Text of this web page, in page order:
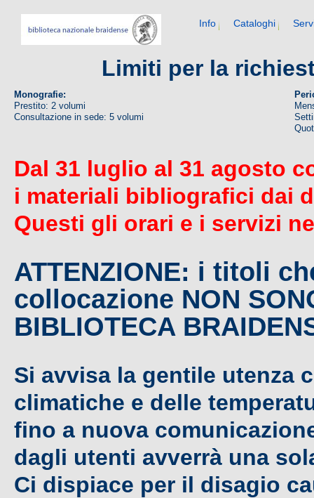
Info Cataloghi
Limiti per la
Monografie:
Prestito: 2 volumi
Consultazione in sede: 5 volumi
Dal 31 luglio al 31 agosto
i materiali bibliografici dai
Questi gli orari e i servizi
ATTENZIONE: i titoli
collocazione NON
BIBLIOTECA
Si avvisa la gentile utenza
climatiche e delle
fino a nuova
dagli utenti avverrà una
Ci dispiace per il disagio